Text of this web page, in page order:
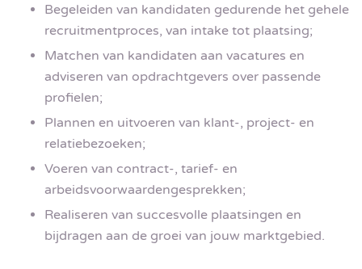
Begeleiden van kandidaten gedurende het gehele
recruitmentproces, van intake tot plaatsing;
Matchen van kandidaten aan vacatures en
adviseren van opdrachtgevers over passende
profielen;
Plannen en uitvoeren van klant-, project- en
relatiebezoeken;
Voeren van contract-, tarief- en
arbeidsvoorwaardengesprekken;
Realiseren van succesvolle plaatsingen en
bijdragen aan de groei van jouw marktgebied.